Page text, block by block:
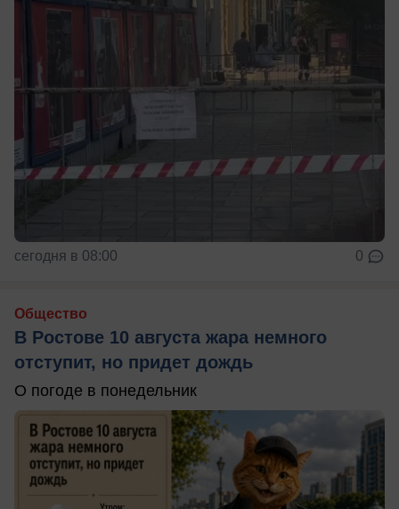
сегодня в 08:00 0
Общество
В Ростове 10 августа жара немного
отступит, но придет дождь
О погоде в понедельник